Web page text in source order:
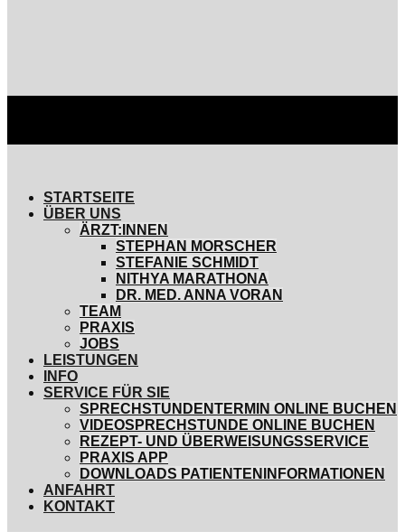
STARTSEITE
ÜBER UNS
ÄRZT:INNEN
STEPHAN MORSCHER
STEFANIE SCHMIDT
NITHYA MARATHONA
DR. MED. ANNA VORAN
TEAM
PRAXIS
JOBS
LEISTUNGEN
INFO
SERVICE FÜR SIE
SPRECHSTUNDENTERMIN ONLINE BUCHEN
VIDEOSPRECHSTUNDE ONLINE BUCHEN
REZEPT- UND ÜBERWEISUNGSSERVICE
PRAXIS APP
DOWNLOADS PATIENTENINFORMATIONEN
ANFAHRT
KONTAKT